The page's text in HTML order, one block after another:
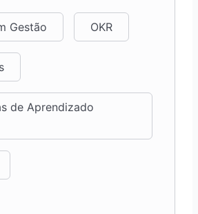
Gestão OKR
de Aprendizado